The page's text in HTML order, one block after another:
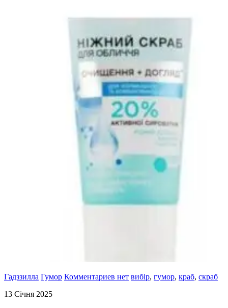
Гадззилла Гумор Комментариев нет вибір, гумор, краб, скраб
13 Січня 2025